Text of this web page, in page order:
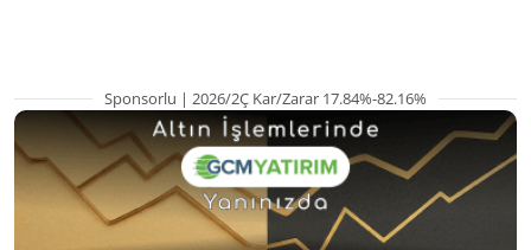
Sponsorlu | 2026/2Ç Kar/Zarar 17.84%-82.16%